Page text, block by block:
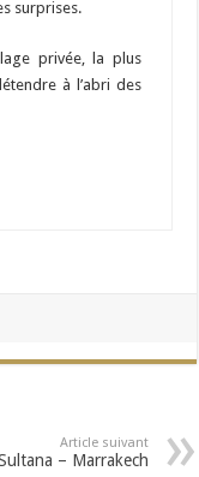
surprises.
privée, la plus
à l’abri des
Article suivant
– Marrakech